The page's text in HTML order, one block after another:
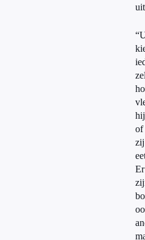
hij
of
zij
Er